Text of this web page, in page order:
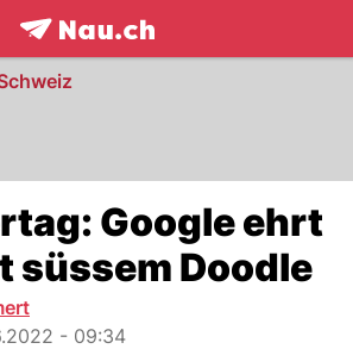
frontpage.NAU.ch
Google ehrt
süssem Doodle
- 09:34